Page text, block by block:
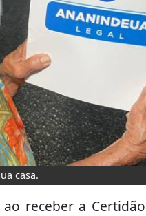
casa.
receber a